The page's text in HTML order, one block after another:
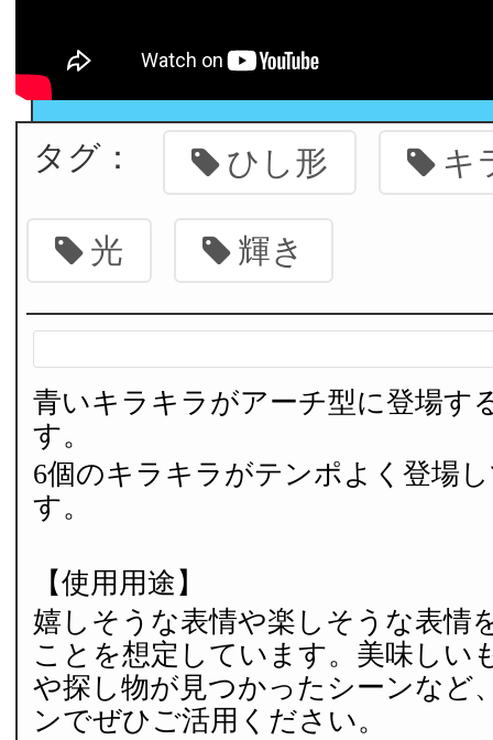
タグ： ひし形 キ
光 輝き
青いキラキラがアーチ型に登場す
す。
6個のキラキラがテンポよく登場
す。
【使用用途】
嬉しそうな表情や楽しそうな表情
ことを想定しています。美味しい
や探し物が見つかったシーンなど
ンでぜひご活用ください。